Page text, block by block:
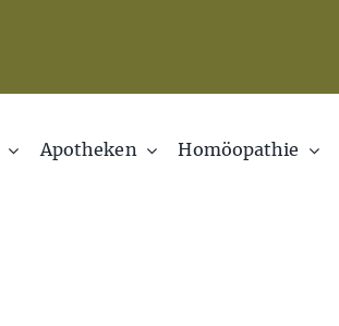
Apotheken Homöopathie